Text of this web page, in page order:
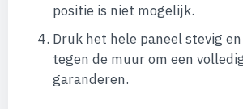
positie is niet mogelijk.
Druk het hele paneel stevig
tegen de muur om een
garanderen.